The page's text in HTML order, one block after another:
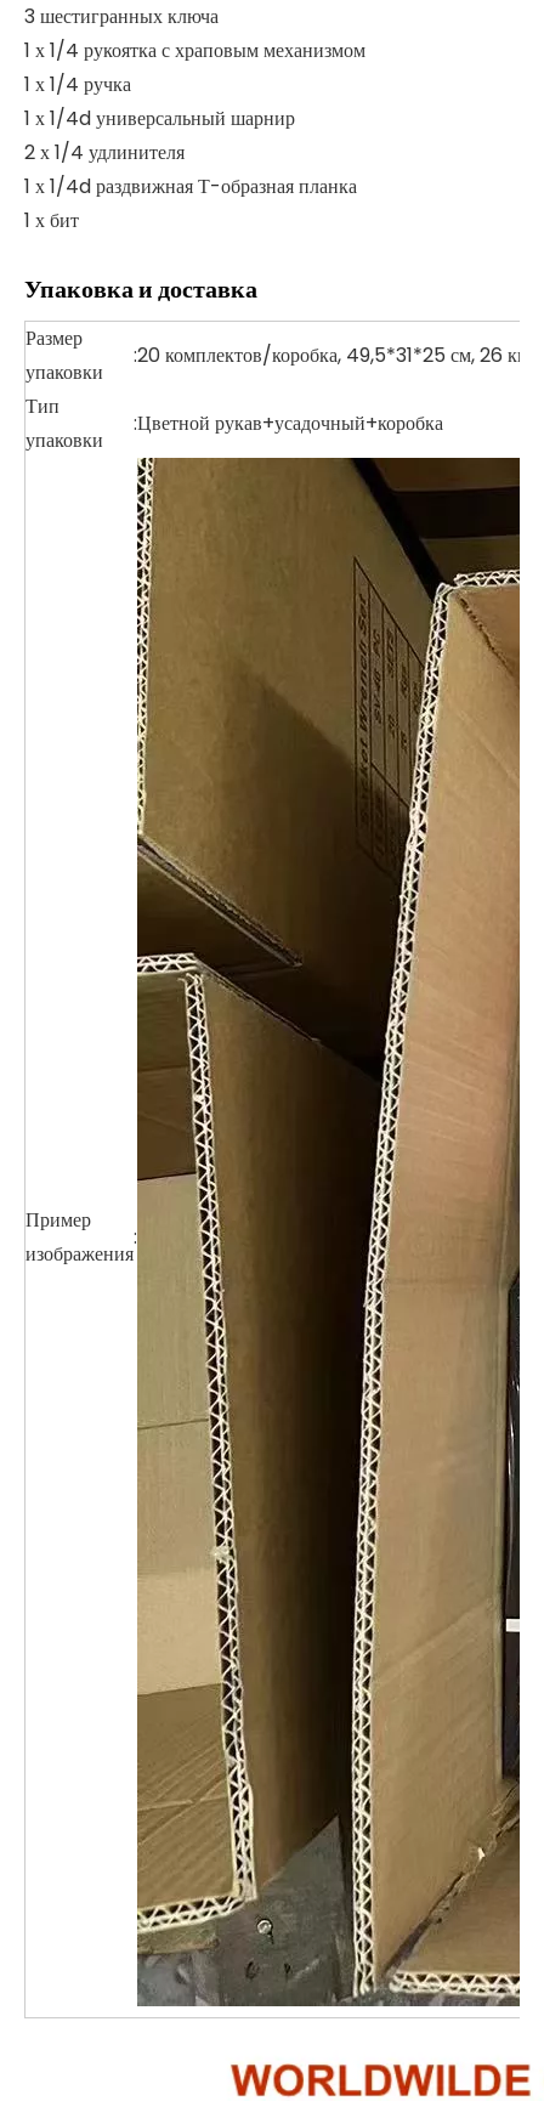
3 шестигранных ключа
1 х 1/4 рукоятка с храповым механизмом
1 х 1/4 ручка
1 х 1/4d универсальный шарнир
2 х 1/4 удлинителя
1 х 1/4d раздвижная Т-образная планка
1 х бит
Упаковка и доставка
Размер
упаковки
:20 комплектов/коробка, 49,5*31*25 см, 26 кг
Тип
упаковки
:Цветной рукав+усадочный+коробка
Пример
изображения
: